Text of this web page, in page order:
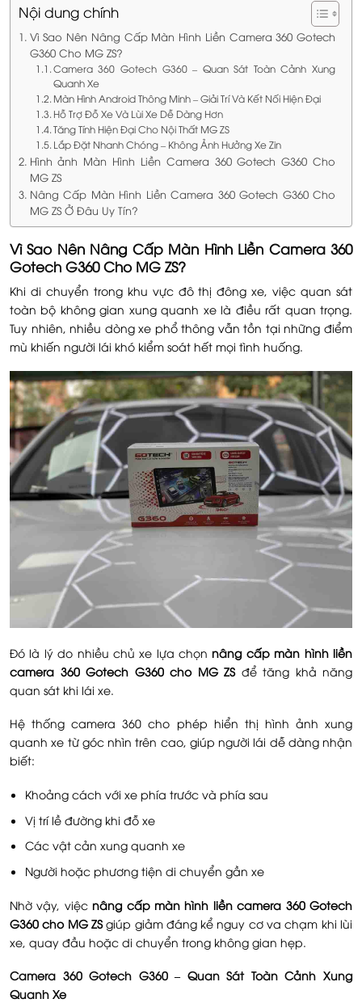
Nội dung chính
Vì Sao Nên Nâng Cấp Màn Hình Liền Camera 360 Gotech
G360 Cho MG ZS?
Camera 360 Gotech G360 – Quan Sát Toàn Cảnh Xung
Quanh Xe
Màn Hình Android Thông Minh – Giải Trí Và Kết Nối Hiện Đại
Hỗ Trợ Đỗ Xe Và Lùi Xe Dễ Dàng Hơn
Tăng Tính Hiện Đại Cho Nội Thất MG ZS
Lắp Đặt Nhanh Chóng – Không Ảnh Hưởng Xe Zin
Hình ảnh Màn Hình Liền Camera 360 Gotech G360 Cho
MG ZS
Nâng Cấp Màn Hình Liền Camera 360 Gotech G360 Cho
MG ZS Ở Đâu Uy Tín?
Vì Sao Nên Nâng Cấp Màn Hình Liền Camera 360
Gotech G360 Cho MG ZS?
Khi di chuyển trong khu vực đô thị đông xe, việc quan sát
toàn bộ không gian xung quanh xe là điều rất quan trọng.
Tuy nhiên, nhiều dòng xe phổ thông vẫn tồn tại những điểm
mù khiến người lái khó kiểm soát hết mọi tình huống.
Đó là lý do nhiều chủ xe lựa chọnnâng cấp màn hình liền
camera 360 Gotech G360 cho MG ZSđể tăng khả năng
quan sát khi lái xe.
Hệ thống camera 360 cho phép hiển thị hình ảnh xung
quanh xe từ góc nhìn trên cao, giúp người lái dễ dàng nhận
biết:
Khoảng cách với xe phía trước và phía sau
Vị trí lề đường khi đỗ xe
Các vật cản xung quanh xe
Người hoặc phương tiện di chuyển gần xe
Nhờ vậy, việcnâng cấp màn hình liền camera 360 Gotech
G360 cho MG ZSgiúp giảm đáng kể nguy cơ va chạm khi lùi
xe, quay đầu hoặc di chuyển trong không gian hẹp.
Camera 360 Gotech G360 – Quan Sát Toàn Cảnh Xung
Quanh Xe